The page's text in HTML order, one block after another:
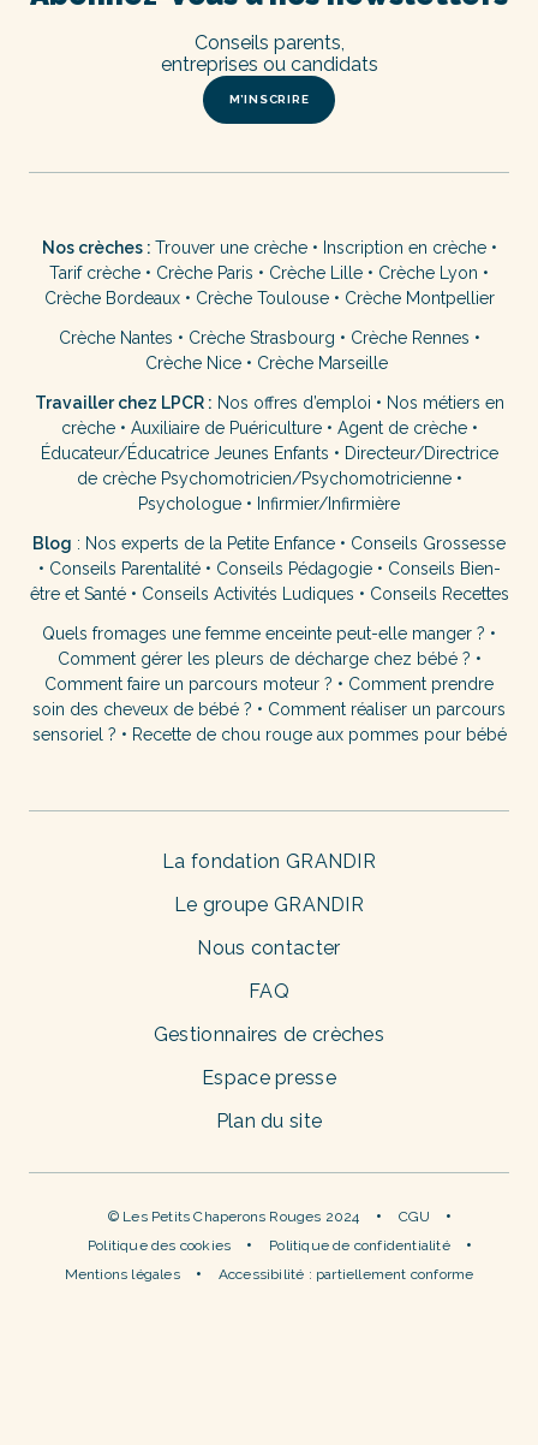
M’INSCRIRE
Conseils parents,
entreprises ou candidats
Nos crèches : Trouver une crèche• Inscription en crèche•
Tarif crèche • Crèche Paris • Crèche Lille • Crèche Lyon •
Crèche Bordeaux• Crèche Toulouse• Crèche Montpellier
Crèche Nantes • Crèche Strasbourg • Crèche Rennes •
Crèche Nice • Crèche Marseille
Travailler chez LPCR : Nos offres d’emploi • Nos métiers en
crèche• Auxiliaire de Puériculture• Agent de crèche•
Éducateur/Éducatrice Jeunes Enfants • Directeur/Directrice
de crèche Psychomotricien/Psychomotricienne•
Psychologue • Infirmier/Infirmière
Blog : Nos experts de la Petite Enfance • Conseils Grossesse
• Conseils Parentalité• Conseils Pédagogie• Conseils Bien-
être et Santé• Conseils Activités Ludiques • Conseils Recettes
Quels fromages une femme enceinte peut-elle manger ? •
Comment gérer les pleurs de décharge chez bébé ? •
Comment faire un parcours moteur ? • Comment prendre
soin des cheveux de bébé ? • Comment réaliser un parcours
sensoriel ? • Recette de chou rouge aux pommes pour bébé
La fondation GRANDIR
Le groupe GRANDIR
Nous contacter
FAQ
Gestionnaires de crèches
Espace presse
Plan du site
© Les Petits Chaperons Rouges 2024
CGU
Politique des cookies
Politique de confidentialité
Mentions légales
Accessibilité : partiellement conforme